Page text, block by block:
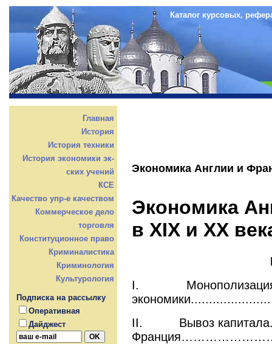
Каталог курсовых,
Главная
История
История техники
История экономики эк-
ских учений
КСЕ
Качество упр-е качеством
Коммерческое дело
торговля
Конституционное право
Криминалистика
Криминология
Культурология
Подписка на рассылку
Оперативная
Дайджест
Экономика Англии и
Экономика
в XIX и XX
I.
II. Вывоз капитала.